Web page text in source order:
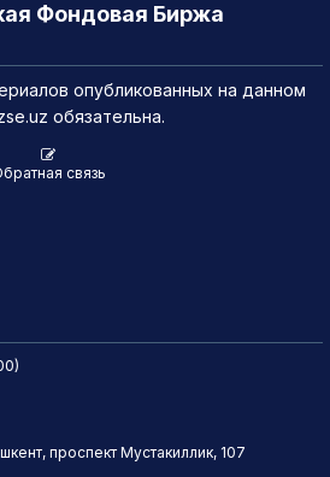
Фондовая Биржа
опубликованных на данном
обязательна.
связь
проспект Мустакиллик, 107